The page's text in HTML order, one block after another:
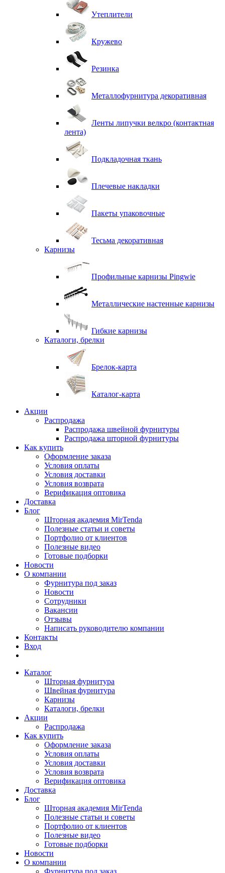
Утеплители
Кружево
Резинка
Металлофурнитура декоративная
Ленты липучки велкро (контактная
лента)
Подкладочная ткань
Плечевые накладки
Пакеты упаковочные
Тесьма декоративная
Карнизы
Профильные карнизы Pingwie
Металлические настенные карнизы
Гибкие карнизы
Каталоги, брелки
Брелок-карта
Каталог-карта
Акции
Распродажа
Распродажа швейной фурнитуры
Распродажа шторной фурнитуры
Как купить
Оформление заказа
Условия оплаты
Условия доставки
Условия возврата
Верификация оптовика
Доставка
Блог
Шторная академия MirTenda
Полезные статьи и советы
Портфолио от клиентов
Полезные видео
Готовые подборки
Новости
О компании
Фурнитура под заказ
Новости
Сотрудники
Вакансии
Отзывы
Написать руководителю компании
Контакты
Вход
Каталог
Шторная фурнитура
Швейная фурнитура
Карнизы
Каталоги, брелки
Акции
Распродажа
Как купить
Оформление заказа
Условия оплаты
Условия доставки
Условия возврата
Верификация оптовика
Доставка
Блог
Шторная академия MirTenda
Полезные статьи и советы
Портфолио от клиентов
Полезные видео
Готовые подборки
Новости
О компании
Фурнитура под заказ